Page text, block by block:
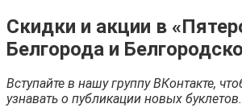
Скидки и акции в
Белгорода и
Вступайте в нашу группу ВКонтакте,
узнавать о публикации новых буклетов.